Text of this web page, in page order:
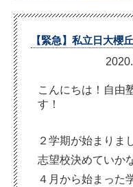
【緊急】私立日大櫻
こんにちは！自由
す！
２学期が始まりま
志望校決めていか
４月から始まった